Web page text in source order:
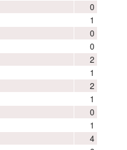
0
1
0
0
2
1
2
1
0
1
4